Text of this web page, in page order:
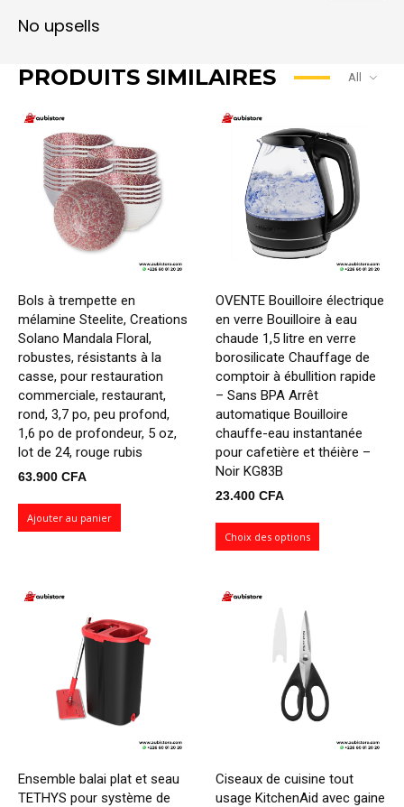
PRODUITS SIMILAIRES All
Bols à trempette en
mélamine Steelite, Creations
Solano Mandala Floral,
robustes, résistants à la
casse, pour restauration
commerciale, restaurant,
rond, 3,7 po, peu profond,
1,6 po de profondeur, 5 oz,
lot de 24, rouge rubis
63.900 CFA
Ajouter au panier
OVENTE Bouilloire électrique
en verre Bouilloire à eau
chaude 1,5 litre en verre
borosilicate Chauffage de
comptoir à ébullition rapide
– Sans BPA Arrêt
automatique Bouilloire
chauffe-eau instantanée
pour cafetière et théière –
Noir KG83B
23.400 CFA
Choix des options
Ensemble balai plat et seau
TETHYS pour système de
Ciseaux de cuisine tout
usage KitchenAid avec gaine